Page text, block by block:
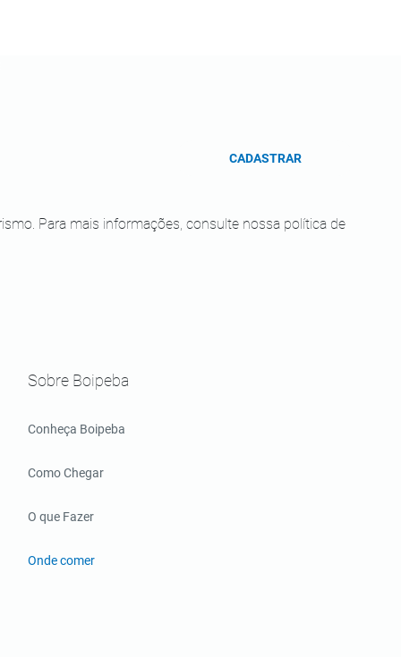
Sobre Boipeba
Conheça Boipeba
Como Chegar
O que Fazer
Onde comer
Para mais informações, consulte nossa política de
CADASTRAR